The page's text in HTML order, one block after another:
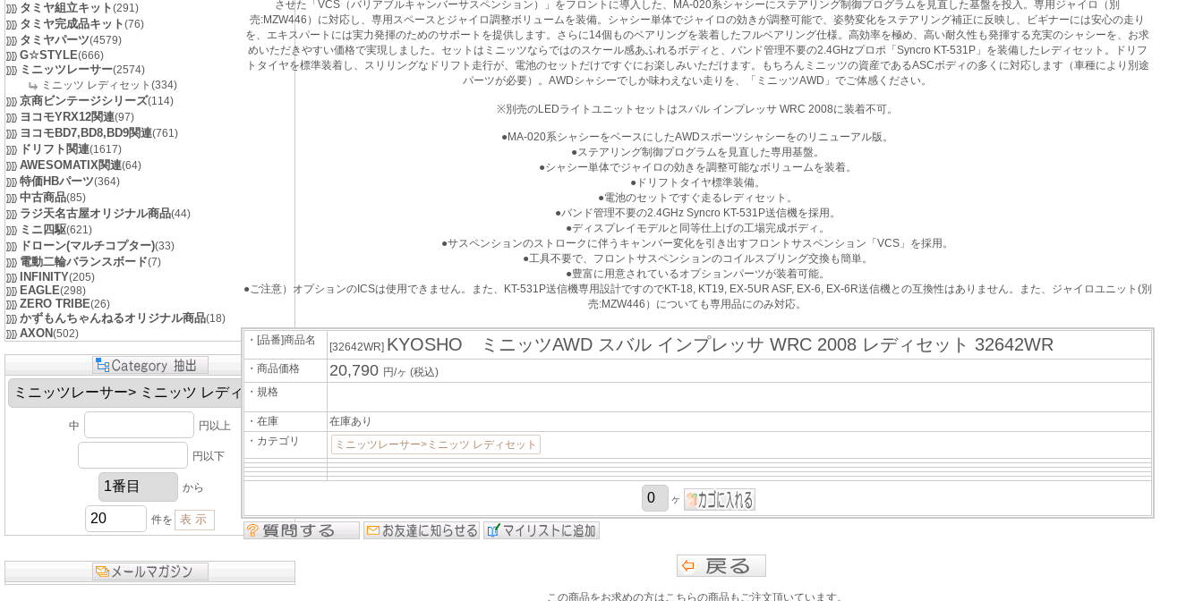
タミヤ組立キット(291)
タミヤ完成品キット(76)
タミヤパーツ(4579)
G☆STYLE(666)
ミニッツレーサー(2574)
ミニッツ レディセット(334)
京商ビンテージシリーズ(114)
ヨコモYRX12関連(97)
ヨコモBD7,BD8,BD9関連(761)
ドリフト関連(1617)
AWESOMATIX関連(64)
特価HBパーツ(364)
中古商品(85)
ラジ天名古屋オリジナル商品(44)
ミニ四駆(621)
ドローン(マルチコプター)(33)
電動二輪バランスボード(7)
INFINITY(205)
EAGLE(298)
ZERO TRIBE(26)
かずもんちゃんねるオリジナル商品(18)
AXON(502)
中 円以上
円以下
から
件を
させた「VCS（バリアブルキャンバーサスペンション）」をフロントに導入した、MA-020系シャシーにステアリング制御プログラムを見直した基盤を投入。専用ジャイロ（別
売:MZW446）に対応し、専用スペースとジャイロ調整ボリュームを装備。シャシー単体でジャイロの効きが調整可能で、姿勢変化をステアリング補正に反映し、ビギナーには安心の走り
を、エキスパートには実力発揮のためのサポートを提供します。さらに14個ものベアリングを装着したフルベアリング仕様。高効率を極め、高い耐久性も発揮する充実のシャシーを、お求
めいただきやすい価格で実現しました。セットはミニッツならではのスケール感あふれるボディと、バンド管理不要の2.4GHzプロポ「Syncro KT-531P」を装備したレディセット。ドリフ
トタイヤを標準装着し、スリリングなドリフト走行が、電池のセットだけですぐにお楽しみいただけます。もちろんミニッツの資産であるASCボディの多くに対応します（車種により別途
パーツが必要）。AWDシャシーでしか味わえない走りを、「ミニッツAWD」でご体感ください。
※別売のLEDライトユニットセットはスバル インプレッサ WRC 2008に装着不可。
●MA-020系シャシーをベースにしたAWDスポーツシャシーをのリニューアル版。
●ステアリング制御プログラムを見直した専用基盤。
●シャシー単体でジャイロの効きを調整可能なボリュームを装着。
●ドリフトタイヤ標準装備。
●電池のセットですぐ走るレディセット。
●バンド管理不要の2.4GHz Syncro KT-531P送信機を採用。
●ディスプレイモデルと同等仕上げの工場完成ボディ。
●サスペンションのストロークに伴うキャンバー変化を引き出すフロントサスペンション「VCS」を採用。
●工具不要で、フロントサスペンションのコイルスプリング交換も簡単。
●豊富に用意されているオプションパーツが装着可能。
●ご注意）オプションのICSは使用できません。また、KT-531P送信機専用設計ですのでKT-18, KT19, EX-5UR ASF, EX-6, EX-6R送信機との互換性はありません。また、ジャイロユニット(別
売:MZW446）についても専用品にのみ対応。
・[品番]商品名
[32642WR] KYOSHO ミニッツAWD スバル インプレッサ WRC 2008 レディセット 32642WR
・商品価格 20,790 円/ヶ (税込)
・規格
・在庫
在庫あり
・カテゴリ
ミニッツレーサー>ミニッツ レディセット
ヶ
この商品をお求めの方はこちらの商品もご注文頂いています。